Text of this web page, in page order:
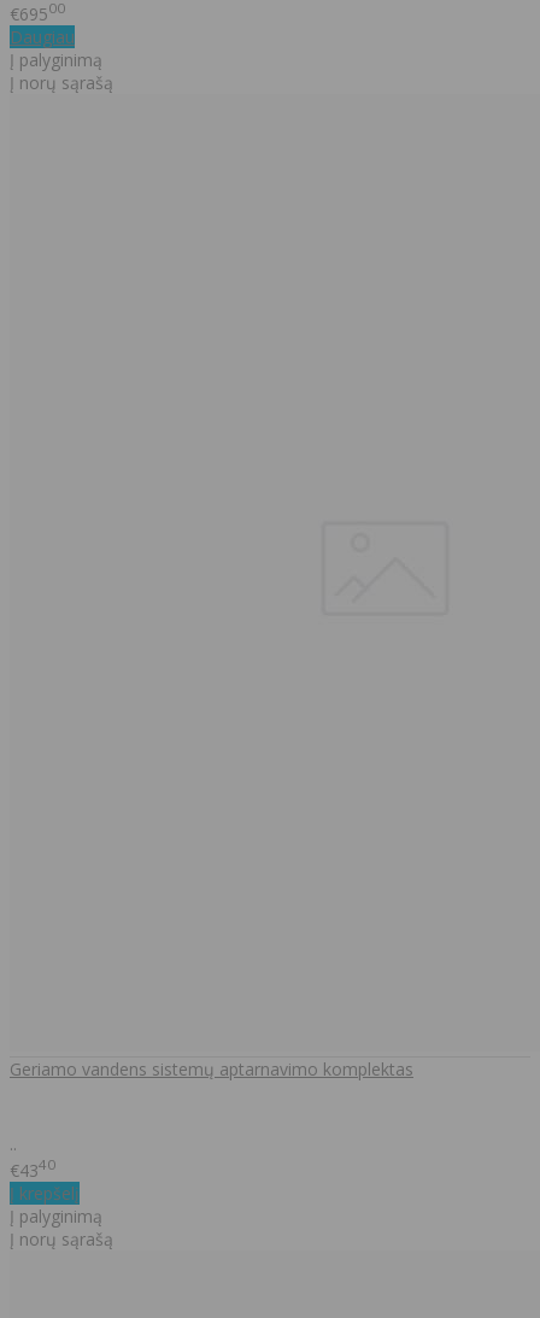
€69500
Daugiau
Į palyginimą
Į norų sąrašą
Geriamo vandens sistemų aptarnavimo komplektas
..
€4340
Į krepšelį
Į palyginimą
Į norų sąrašą